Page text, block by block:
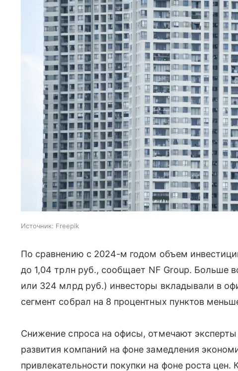
Источник: Freepik
По сравнению с 2024-м годом объем
до 1,04 трлн руб., сообщает NF Group. Больше
или 324 млрд руб.) инвесторы вкладывали в
сегмент собрал на 8 процентных пунктов
Снижение спроса на офисы, отмечают
развития компаний на фоне замедления
привлекательности покупки на фоне роста